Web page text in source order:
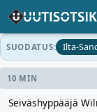
SUODATUS: Ilta-
10 MIN
Seiväshyppääjä